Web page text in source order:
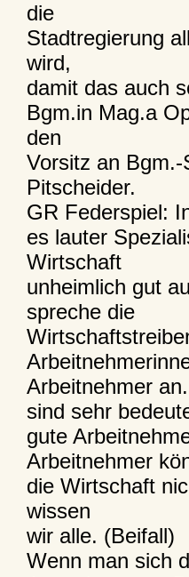
die
Stadtregierung
wird,
damit das auch
Bgm.in Mag.a
den
Vorsitz an Bgm.-
Pitscheider.
GR Federspiel:
es lauter
Wirtschaft
unheimlich gut
spreche die
Arbeitnehmer
sind sehr
gute
Arbeitnehmer
die Wirtschaft
wissen
wir alle. (Beifall)
Wenn man sich